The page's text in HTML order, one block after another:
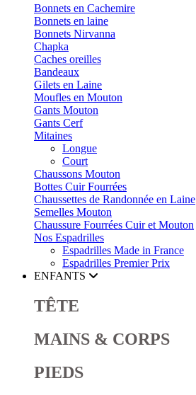
Bonnets en Cachemire
Bonnets en laine
Bonnets Nirvanna
Chapka
Caches oreilles
Bandeaux
Gilets en Laine
Moufles en Mouton
Gants Mouton
Gants Cerf
Mitaines
Longue
Court
Chaussons Mouton
Bottes Cuir Fourrées
Chaussettes de Randonnée en Laine
Semelles Mouton
Chaussure Fourrées Cuir et Mouton
Nos Espadrilles
Espadrilles Made in France
Espadrilles Premier Prix
ENFANTS
TÊTE
MAINS & CORPS
PIEDS